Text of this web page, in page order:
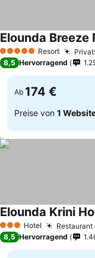
5 Sterne Resort
Elounda Breeze
8,5 Hervorragend
Ab 174 €
Preise von 1
3 SterneHotel
Elounda Krini
8,5 Hervorragend